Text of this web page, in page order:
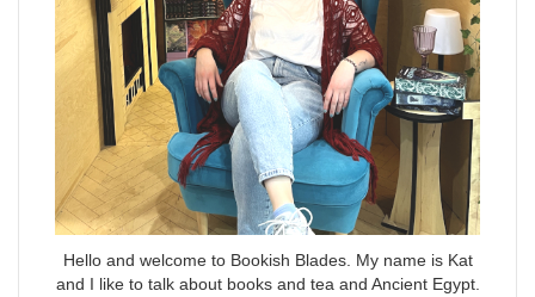
Hello and welcome to Bookish Blades. My name is Kat
and I like to talk about books and tea and Ancient Egypt.